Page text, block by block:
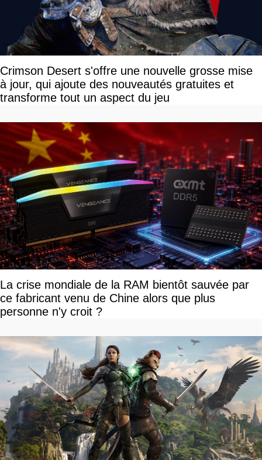
Crimson Desert s'offre une nouvelle grosse mise
à jour, qui ajoute des nouveautés gratuites et
transforme tout un aspect du jeu
La crise mondiale de la RAM bientôt sauvée par
ce fabricant venu de Chine alors que plus
personne n'y croit ?